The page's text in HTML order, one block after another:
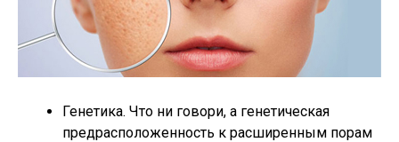
Генетика. Что ни говори, а генетическая
предрасположенность к расширенным порам